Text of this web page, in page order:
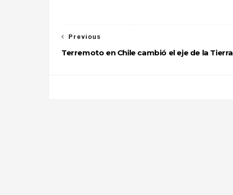
Previous
Terremoto en Chile cambió el eje de la Tierra